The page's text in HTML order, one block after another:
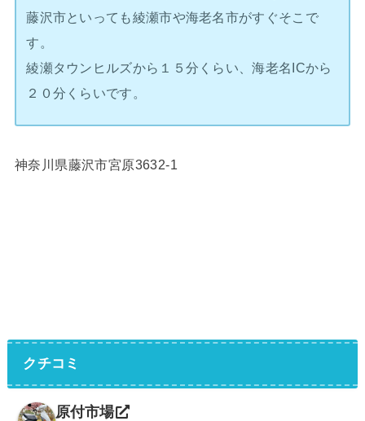
藤沢市といっても綾瀬市や海老名市がすぐそこで
す。
綾瀬タウンヒルズから１５分くらい、海老名ICから
２０分くらいです。
神奈川県藤沢市宮原3632-1
クチコミ
原付市場